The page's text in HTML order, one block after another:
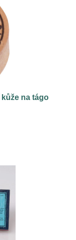
na tágo